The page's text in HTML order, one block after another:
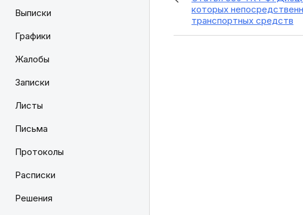
Выписки
Графики
Жалобы
Записки
Листы
Письма
Протоколы
Расписки
Решения
которых
транспортных средств